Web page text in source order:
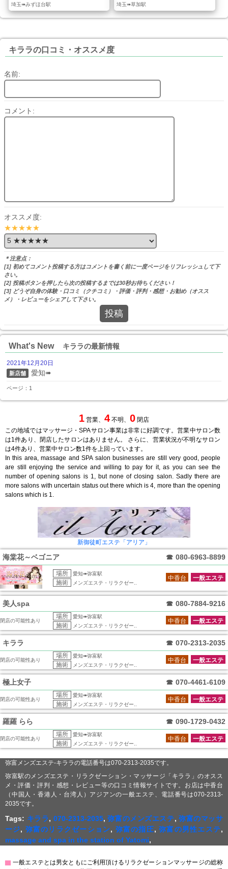
埼玉➠みずほ台駅 埼玉➠草加駅
キララの口コミ・オススメ度
名前:
コメント:
オススメ度:
★★★★★
＊注意点：
[1] 初めてコメント投稿する方はコメントを書く前に一度ページをリフレッシュして下
さい。
[2] 投稿ボタンを押したら次の投稿するまでは30秒お待ちください！
[3] どうぞ自身の体験・口コミ（クチコミ）・評価・評判・感想・お勧め（オスス
メ）・レビューをシェアして下さい。
投稿
What's New キララの最新情報
2021年12月20日
新店舗 愛知➠
ページ：1
1 営業、 4 不明、 0 閉店
この地域ではマッサージ・SPAサロン事業は非常に好調です。営業中サロン数
は1件あり、閉店したサロンはありません。 さらに、営業状況が不明なサロン
は4件あり、営業中サロン数1件を上回っています。
In this area, massage and SPA salon businesses are still very good, people
are still enjoying the service and willing to pay for it, as you can see the
number of opening salons is 1, but none of closing salon. Sadly there are
more salons with uncertain status out there which is 4, more than the opening
salons which is 1.
新御徒町エステ「アリア」
海棠花～ベゴニア ☎ 080-6963-8899
場所 愛知➠弥富駅
施術 メンズエステ・リラクゼー..
一般エステ
中香台
美人spa ☎ 080-7884-9216
閉店の可能性あり
場所 愛知➠弥富駅
施術 メンズエステ・リラクゼー..
一般エステ
中香台
キララ ☎ 070-2313-2035
閉店の可能性あり
場所 愛知➠弥富駅
施術 メンズエステ・リラクゼー..
一般エステ
中香台
極上女子 ☎ 070-4461-6109
閉店の可能性あり
場所 愛知➠弥富駅
施術 メンズエステ・リラクゼー..
一般エステ
中香台
羅羅 らら ☎ 090-1729-0432
閉店の可能性あり
場所 愛知➠弥富駅
施術 メンズエステ・リラクゼー..
一般エステ
中香台
弥富メンズエステ-キララの電話番号は070-2313-2035です。
弥富駅のメンズエステ・リラクゼーション・マッサージ「キララ」のオスス
メ・評価・評判・感想・レビュー等の口コミ情報サイトです。お店は中香台
（中国人・香港人・台湾人）アジアンの一般エステ、電話番号は070-2313-
2035です。
Tags: キララ, 070-2313-2035,弥富のメンズエステ,弥富のマッサ
ージ, 弥富のリラクゼーション, 弥富の指圧,弥富の男性エステ,
massage and spa in the station of Yatomi,
▇ 一般エステとは男女ともにご利用頂けるリラクゼーションマッサージの総称